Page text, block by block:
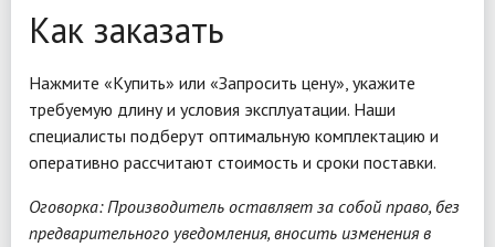
Как заказать
Нажмите «Купить» или «Запросить цену», укажите
требуемую длину и условия эксплуатации. Наши
специалисты подберут оптимальную комплектацию и
оперативно рассчитают стоимость и сроки поставки.
Оговорка: Производитель оставляет за собой право, без
предварительного уведомления, вносить изменения в